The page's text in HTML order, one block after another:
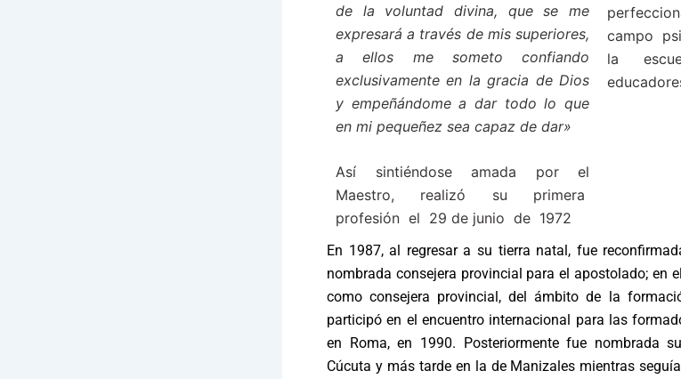
de la voluntad divina, que se me
expresará a través de mis superiores,
a ellos me someto confiando
exclusivamente en la gracia de Dios
y empeñándome a dar todo lo que
en mi pequeñez sea capaz de dar»
Así sintiéndose amada por el
Maestro, realizó su primera
profesión el 29 de junio de 1972
campo
la
En 1987, al regresar a su tierra natal, fue
nombrada consejera provincial para el apostolado; en
como consejera provincial, del ámbito de la
participó en el encuentro internacional para las
en Roma, en 1990. Posteriormente fue nombrada
Cúcuta y más tarde en la de Manizales mientras